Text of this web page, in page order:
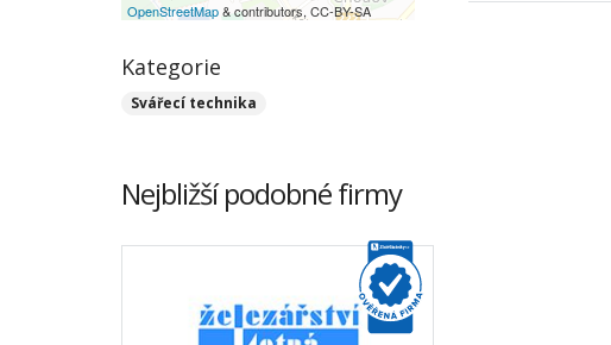
OpenStreetMap& contributors, CC-BY-SA
Kategorie
Svářecí technika
Nejbližší podobné firmy